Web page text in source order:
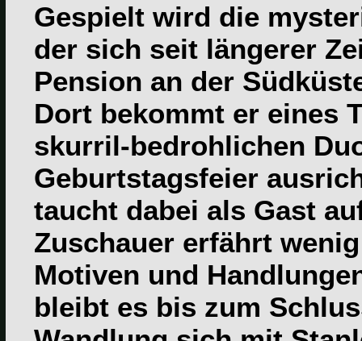
Gespielt wird die
der sich seit längerer
Pension an der
Dort bekommt er eines
skurril-bedrohlichen
Geburtstagsfeier
taucht dabei als Gast
Zuschauer erfährt
Motiven und
bleibt es bis zum